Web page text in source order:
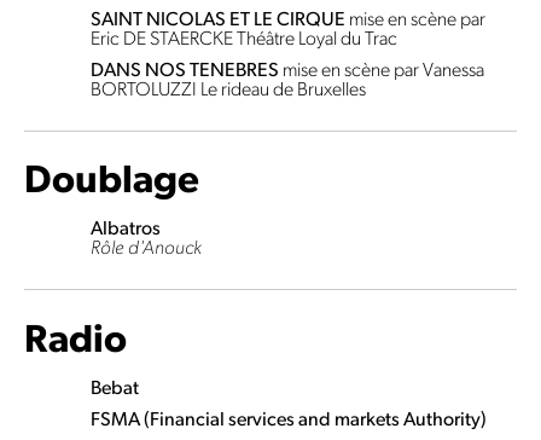
SAINT NICOLAS ET LE CIRQUE mise en scène par
Eric DE STAERCKE
Théâtre Loyal du Trac
DANS NOS TENEBRES mise en scène par Vanessa
BORTOLUZZI Le rideau de Bruxelles
Doublage
Albatros
Rôle d'Anouck
Radio
Bebat
FSMA (Financial services and markets Authority)